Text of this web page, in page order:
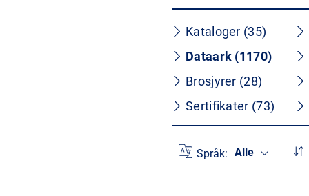
Kataloger (35)
Dataark (1170)
Brosjyrer (28)
Sertifikater (73)
Språk: Alle